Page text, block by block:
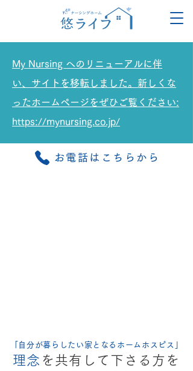
お電話はこちらから
My Nursing へのリニューアルに伴
い、サイトを移転しました。新しくな
ったホームページをぜひご覧ください:
https://mynursing.co.jp/
「自分が暮らしたい家となる ホームホスピス」
理念 を共有して下さる方を